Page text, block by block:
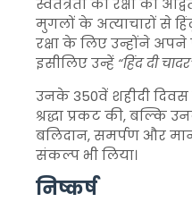
स्वतंत्रता की रक्षा का
मुगलों के अत्याचारों से
रक्षा के लिए उन्होंने अपने
इसीलिए उन्हें “हिंद दी
उनके 350वें शहीदी
श्रद्धा प्रकट की, बल्कि
बलिदान, समर्पण और
संकल्प भी लिया।
निष्कर्ष